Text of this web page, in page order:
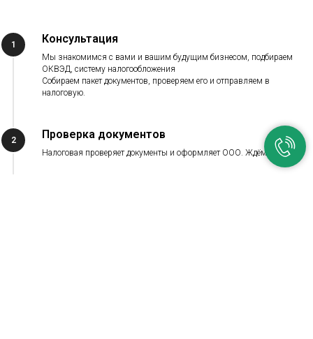
1 Консультация
Мы знакомимся с вами и вашим будущим бизнесом, подбираем
ОКВЭД, систему налогообложения
Собираем пакет документов, проверяем его и отправляем в
налоговую.
2 Проверка документов
Налоговая проверяет документы и оформляет ООО. Ждём...